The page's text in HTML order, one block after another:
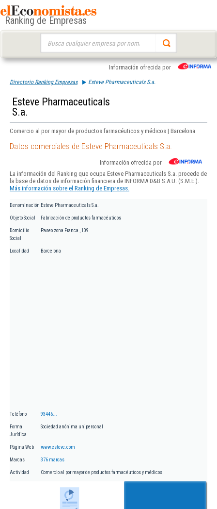
Ranking de Empresas
Información ofrecida por
Directorio Ranking Empresas Esteve Pharmaceuticals S.a.
Esteve Pharmaceuticals
S.a.
Comercio al por mayor de productos farmacéuticos y médicos | Barcelona
Datos comerciales de Esteve Pharmaceuticals S.a.
Información ofrecida por
La información del Ranking que ocupa Esteve Pharmaceuticals S.a. procede de
la base de datos de información financiera de INFORMA D&B S.A.U. (S.M.E.).
Más información sobre el Ranking de Empresas.
Denominación Esteve Pharmaceuticals S.a.
Objeto Social Fabricación de productos farmacéuticos
Domicilio
Social
Paseo zona Franca , 109
Localidad Barcelona
Teléfono 93446...
Forma
Jurídica
Sociedad anónima unipersonal
Página Web www.esteve.com
Marcas 376 marcas
Actividad Comercio al por mayor de productos farmacéuticos y médicos